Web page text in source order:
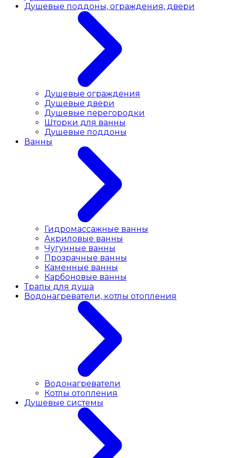
Душевые поддоны, ограждения, двери
Душевые ограждения
Душевые двери
Душевые перегородки
Шторки для ванны
Душевые поддоны
Ванны
Гидромассажные ванны
Акриловые ванны
Чугунные ванны
Прозрачные ванны
Каменные ванны
Карбоновые ванны
Трапы для душа
Водонагреватели, котлы отопления
Водонагреватели
Котлы отопления
Душевые системы